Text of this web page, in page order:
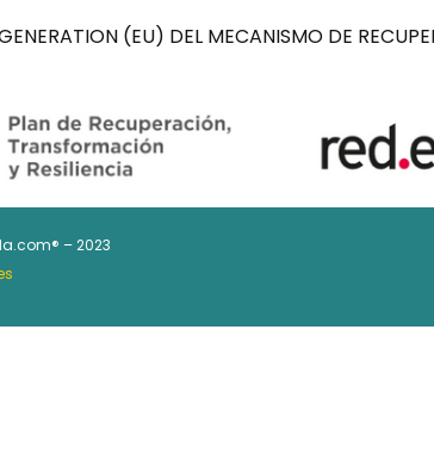
(EU) DEL MECANISMO DE
– 2023